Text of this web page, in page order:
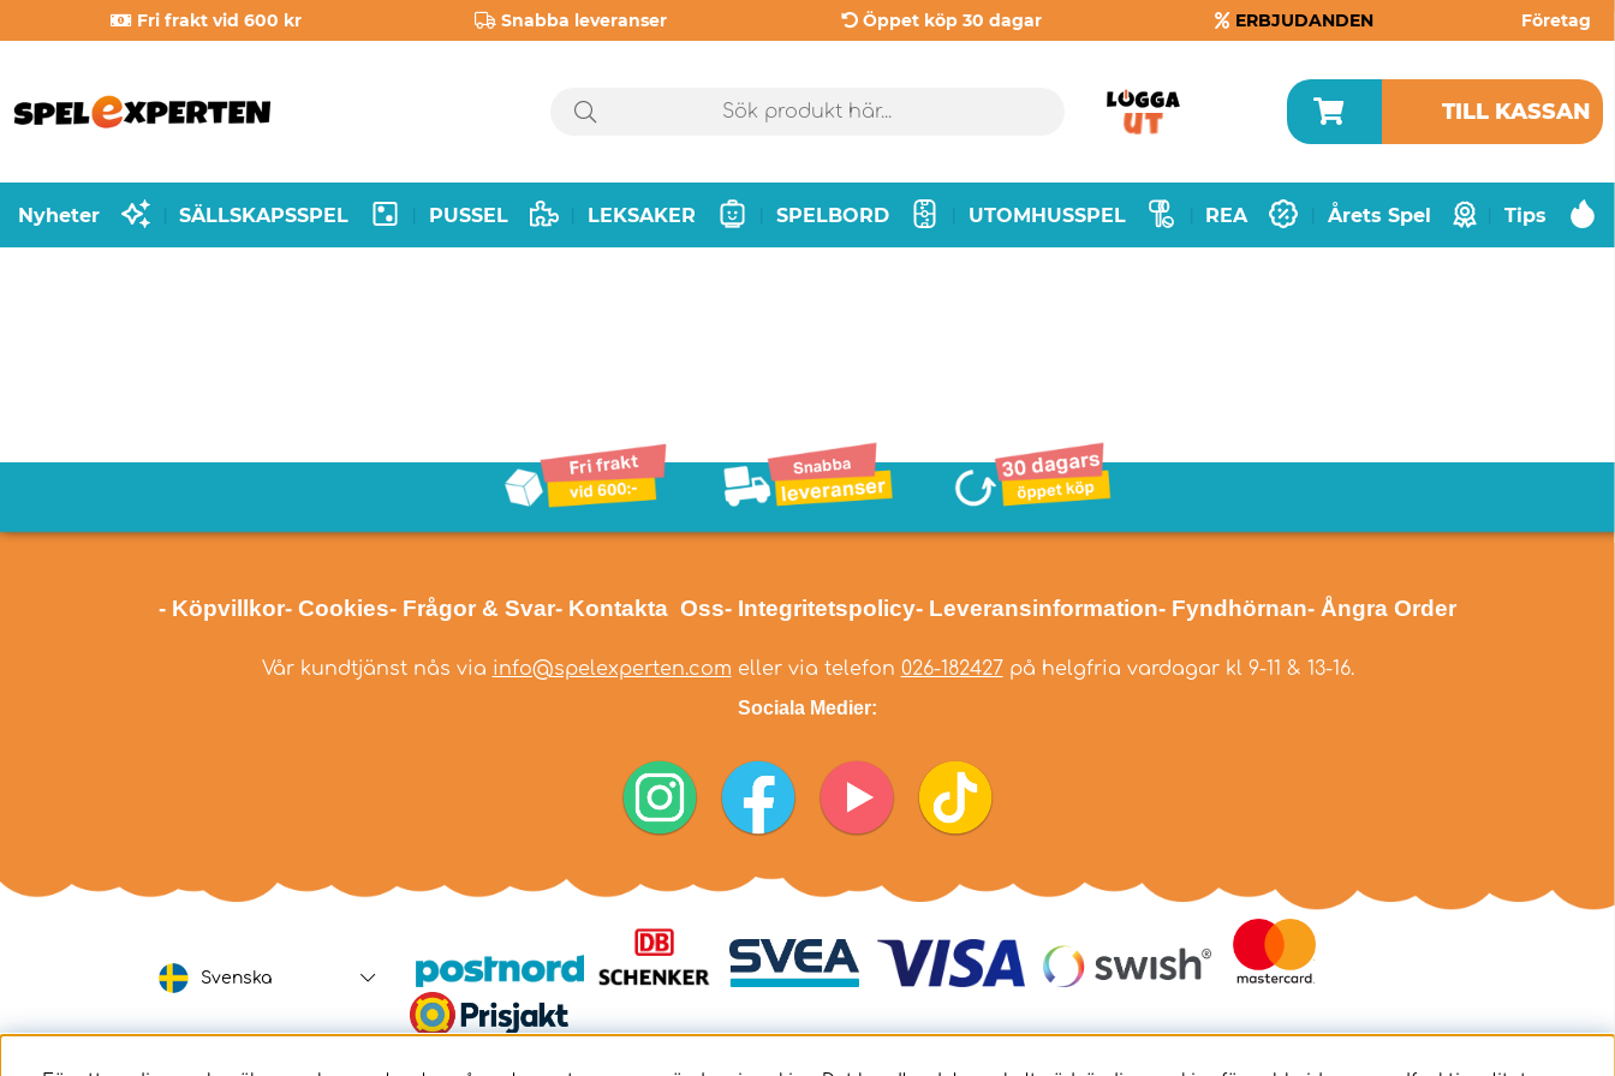
Fri frakt vid 600 kr Snabba leveranser Öppet köp 30 dagar ERBJUDANDEN Företag
TILL KASSAN
Nyheter SÄLLSKAPSSPEL PUSSEL LEKSAKER SPELBORD UTOMHUSSPEL REA Årets Spel Tips
- Köpvillkor- Cookies- Frågor & Svar- Kontakta Oss- Integritetspolicy- Leveransinformation- Fyndhörnan- Ångra Order
Vår kundtjänst nås via info@spelexperten.com eller via telefon 026-182427på helgfria vardagar kl 9-11 & 13-16.
Sociala Medier:
Svenska